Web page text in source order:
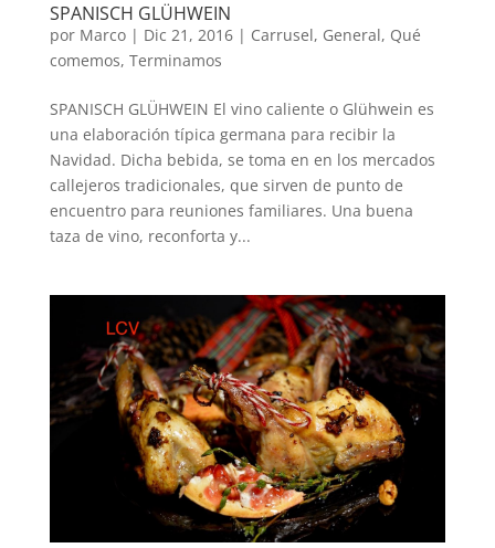
SPANISCH GLÜHWEIN
por Marco| Dic 21, 2016| Carrusel, General, Qué
comemos, Terminamos
SPANISCH GLÜHWEIN El vino caliente o Glühwein es
una elaboración típica germana para recibir la
Navidad. Dicha bebida, se toma en en los mercados
callejeros tradicionales, que sirven de punto de
encuentro para reuniones familiares. Una buena
taza de vino, reconforta y...